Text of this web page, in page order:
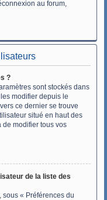
au forum,
?
sont stockés dans
modifier depuis le
ce dernier se trouve
situé en haut des
de modifier tous vos
de la liste des
sous « Préférences du